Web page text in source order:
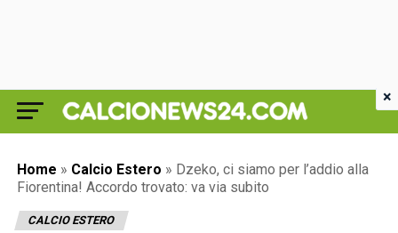
Home » Calcio Estero » Dzeko, ci siamo per l’addio alla
Fiorentina! Accordo trovato: va via subito
CALCIO ESTERO
×